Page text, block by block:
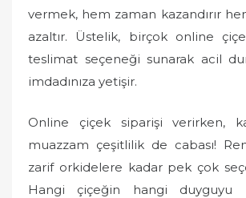
vermek, hem zaman kazandırır
azaltır. Üstelik, birçok online
teslimat seçeneği sunarak acil
imdadınıza yetişir.
Online çiçek siparişi verirken,
muazzam çeşitlilik de cabası!
zarif orkidelere kadar pek çok
Hangi çiçeğin hangi duyguyu